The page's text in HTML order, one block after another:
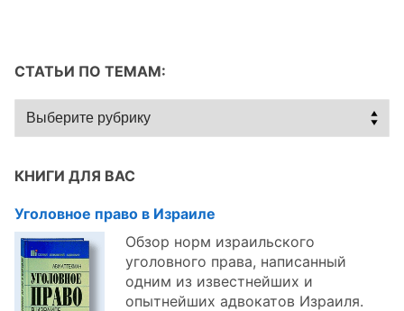
СТАТЬИ ПО ТЕМАМ:
Статьи
по
КНИГИ ДЛЯ ВАС
Уголовное право в Израиле
Обзор норм израильского
уголовного права, написанный
одним из известнейших и
опытнейших адвокатов Израиля.